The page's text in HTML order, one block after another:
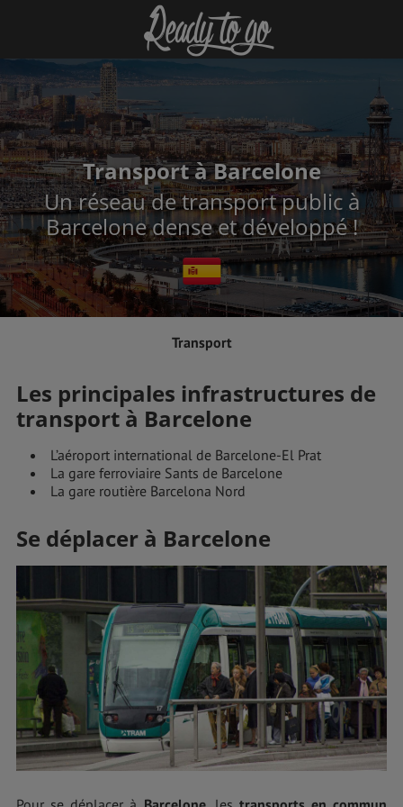
Transport à Barcelone
Un réseau de transport public à
Barcelone dense et développé !
Transport
Les principales infrastructures de
transport à Barcelone
L’aéroport international de Barcelone-El Prat
La gare ferroviaire Sants de Barcelone
La gare routière Barcelona Nord
Se déplacer à Barcelone